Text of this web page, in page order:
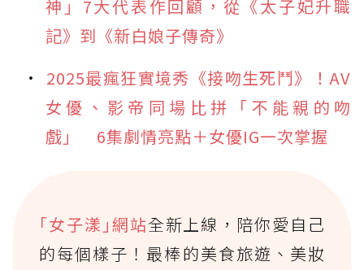
神」7大代表作回顧，從《太子妃升職
記》到《新白娘子傳奇》
2025最瘋狂實境秀《接吻生死鬥》！AV
女優、影帝同場比拼「不能親的吻
戲」 6集劇情亮點＋女優IG一次掌握
｢女子漾｣網站全新上線，陪你愛自己
的每個樣子！最棒的美食旅遊、美妝